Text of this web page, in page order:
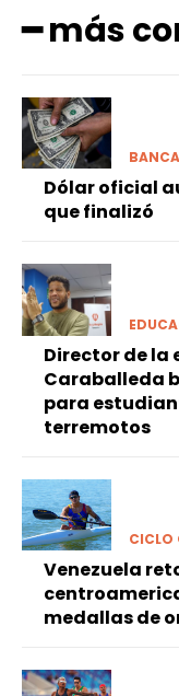
━ más
Dólar oficial
que finalizó
Director de la
Caraballeda
para
terremotos
CICLO
Venezuela
medallas de